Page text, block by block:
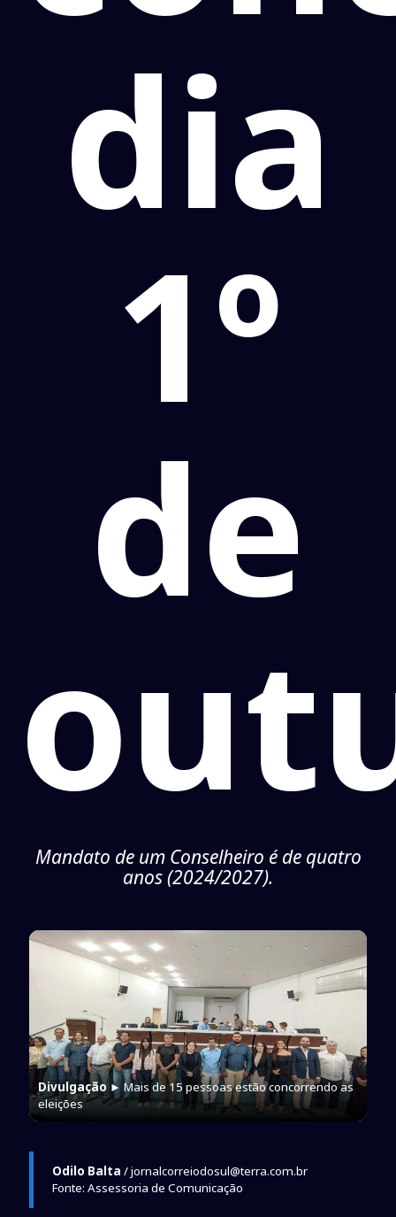
dia
1º
de
Mandato de um Conselheiro é de quatro
anos (2024/2027).
Divulgação► Mais de 15 pessoas estão concorrendo as
eleições
Odilo Balta / jornalcorreiodosul@terra.com.br
Fonte: Assessoria de Comunicação